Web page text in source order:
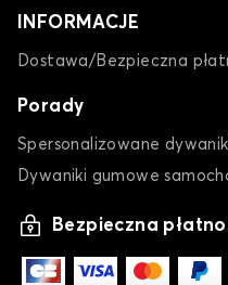
INFORMACJE
Dostawa/Bezpieczna
Porady
Spersonalizowane
Dywaniki gumowe
Bezpieczna